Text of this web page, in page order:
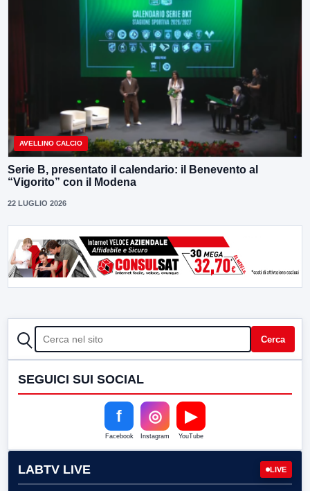
AVELLINO CALCIO
Serie B, presentato il calendario: il Benevento al
“Vigorito” con il Modena
22 LUGLIO 2026
CERCA Cerca
SEGUICI SUI SOCIAL
f
Facebook
◎
Instagram
▶
YouTube
LABTV LIVE LIVE